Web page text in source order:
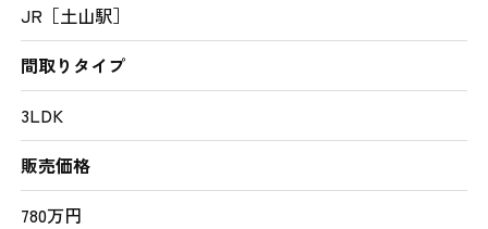
JR［土山駅］
間取りタイプ
3LDK
販売価格
780万円